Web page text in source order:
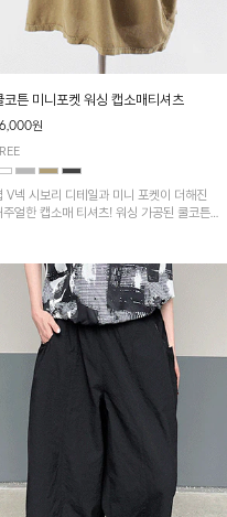
코튼 미니포켓 워싱 캡소매티셔츠
원
V넥 시보리 디테일과 미니 포켓이 더해진
주얼한 캡소매 티셔츠! 워싱 가공된 쿨코튼